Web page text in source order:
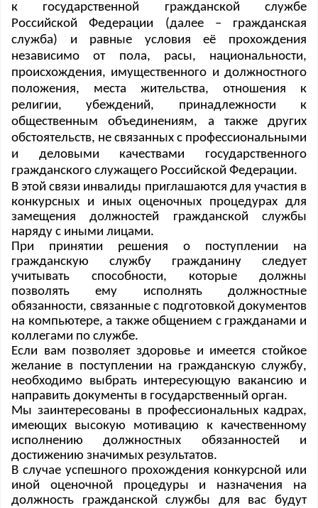
к государственной гражданской службе
Российской Федерации (далее – гражданская
служба) и равные условия её прохождения
независимо от пола, расы, национальности,
происхождения, имущественного и должностного
положения, места жительства, отношения к
религии, убеждений, принадлежности к
общественным объединениям, а также других
обстоятельств, не связанных с профессиональными
и деловыми качествами государственного
гражданского служащего Российской Федерации.
В этой связи инвалиды приглашаются для участия в
конкурсных и иных оценочных процедурах для
замещения должностей гражданской службы
наряду с иными лицами.
При принятии решения о поступлении на
гражданскую службу гражданину следует
учитывать способности, которые должны
позволять ему исполнять должностные
обязанности, связанные с подготовкой документов
на компьютере, а также общением с гражданами и
коллегами по службе.
Если вам позволяет здоровье и имеется стойкое
желание в поступлении на гражданскую службу,
необходимо выбрать интересующую вакансию и
направить документы в государственный орган.
Мы заинтересованы в профессиональных кадрах,
имеющих высокую мотивацию к качественному
исполнению должностных обязанностей и
достижению значимых результатов.
В случае успешного прохождения конкурсной или
иной оценочной процедуры и назначения на
должность гражданской службы для вас будут